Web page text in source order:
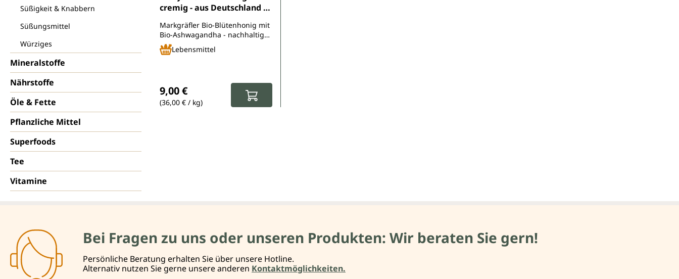
Süßigkeit & Knabbern
Süßungsmittel
Würziges
Mineralstoffe
Nährstoffe
Öle & Fette
Pflanzliche Mittel
Superfoods
Tee
Vitamine
cremig - aus Deutschland -
Markgräfler Bio-Blütenhonig mit
Bio-Ashwagandha - nachhaltig
bei Anbau und Imkereiwirtschaft
Lebensmittel
9,00 €
(36,00 € / kg)
Bei Fragen zu uns oder unseren Produkten: Wir beraten Sie gern!
Persönliche Beratung erhalten Sie über unsere Hotline.
Alternativ nutzen Sie gerne unsere anderen Kontaktmöglichkeiten.